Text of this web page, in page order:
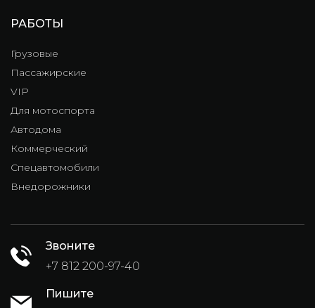
РАБОТЫ
Грузовые
Пассажирские
VIP
Для мотоспорта
Автодома
Коммерческий
Спецавтомобили
Внедорожники
Звоните
+7 812 200-97-40
Пишите